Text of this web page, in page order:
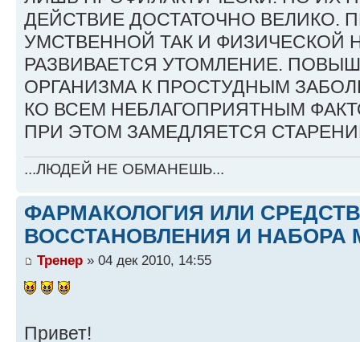
ДЕЙСТВИЕ ДОСТАТОЧНО ВЕЛИКО.
УМСТВЕННОЙ ТАК И ФИЗИЧЕСКОЙ
РАЗВИВАЕТСЯ УТОМЛЕНИЕ.
ОРГАНИЗМА К ПРОСТУДНЫМ
КО ВСЕМ НЕБЛАГОПРИЯТНЫМ
ПРИ ЭТОМ ЗАМЕДЛЯЕТСЯ
...ЛЮДЕЙ НЕ ОБМАНЕШЬ...
ФАРМАКОЛОГИЯ ИЛИ
ВОССТАНОВЛЕНИЯ И НАБОРА
Тренер » 04 дек 2010, 14:55
Привет!